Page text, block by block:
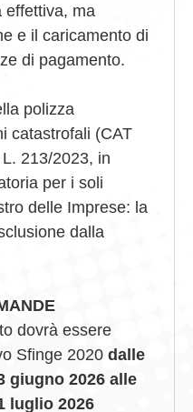
effettiva, ma
e il caricamento di
di pagamento.
polizza
catastrofali (CAT
213/2023, in
per i soli
delle Imprese: la
dalla
dovrà essere
Sfinge 2020 dalle
giugno 2026 alle
luglio 2026